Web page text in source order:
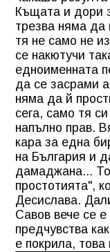
Къщата и дори
трезва няма да
тя не само не
се накютучи
едноименната
да се засрами
няма да й
сега, само тя
напълно прав.
кара за една
на България и
дамаджана...
простотията",
Десислава.
Савов вече се
предчувства
е покрила,